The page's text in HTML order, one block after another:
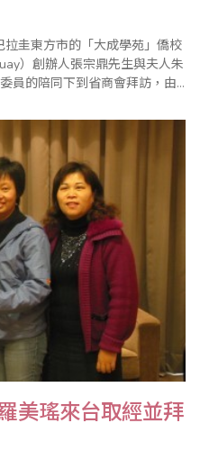
圭東方市的「大成學苑」僑校
）創辦人張宗鼎先生與夫人朱
員的陪同下到省商會拜訪，由
玻利維亞、巴西與阿根廷等
我國建立正式邦交的國家，我
美瑤來台取經並拜